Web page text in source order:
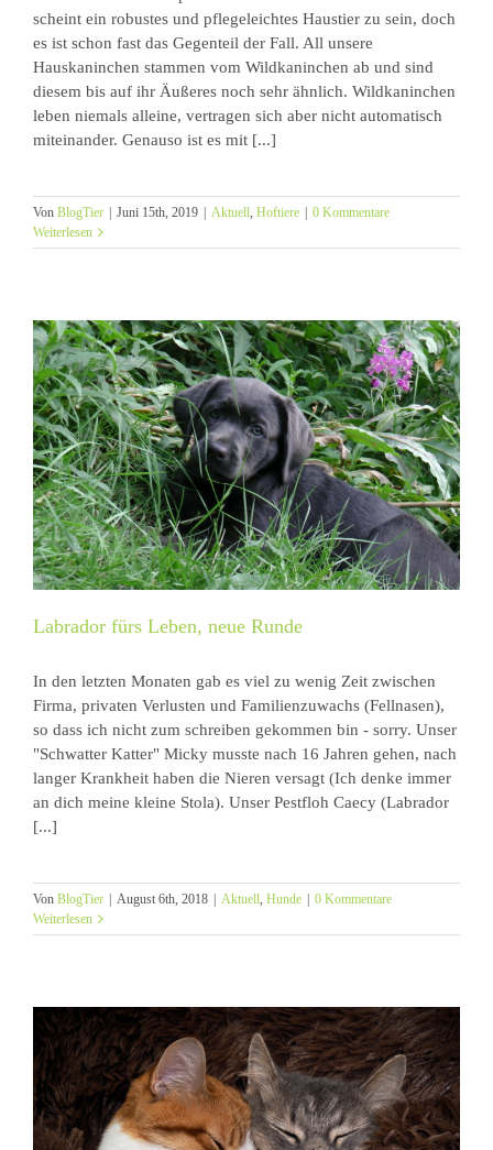
scheint ein robustes und pflegeleichtes Haustier zu sein, doch
es ist schon fast das Gegenteil der Fall. All unsere
Hauskaninchen stammen vom Wildkaninchen ab und sind
diesem bis auf ihr Äußeres noch sehr ähnlich. Wildkaninchen
leben niemals alleine, vertragen sich aber nicht automatisch
miteinander. Genauso ist es mit [...]
Von BlogTier Juni 15th, 2019 Aktuell, Hoftiere
0 Kommentare
Weiterlesen
Labrador fürs Leben, neue Runde
In den letzten Monaten gab es viel zu wenig Zeit zwischen
Firma, privaten Verlusten und Familienzuwachs (Fellnasen),
so dass ich nicht zum schreiben gekommen bin - sorry. Unser
"Schwatter Katter" Micky musste nach 16 Jahren gehen, nach
langer Krankheit haben die Nieren versagt (Ich denke immer
an dich meine kleine Stola). Unser Pestfloh Caecy (Labrador
[...]
Von BlogTier | August 6th, 2018 | Aktuell Hunde | 0 Kommentare
Weiterlesen